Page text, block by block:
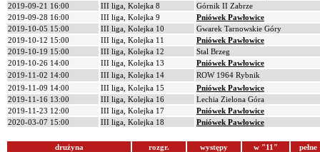
2019-09-21 16:00
III liga, Kolejka 8
Górnik II Zabrze
2019-09-28 16:00
III liga, Kolejka 9
Pniówek Pawłowice
2019-10-05 15:00
III liga, Kolejka 10
Gwarek Tarnowskie Góry
2019-10-12 15:00
III liga, Kolejka 11
Pniówek Pawłowice
2019-10-19 15:00
III liga, Kolejka 12
Stal Brzeg
2019-10-26 14:00
III liga, Kolejka 13
Pniówek Pawłowice
2019-11-02 14:00
III liga, Kolejka 14
ROW 1964 Rybnik
2019-11-09 14:00
III liga, Kolejka 15
Pniówek Pawłowice
2019-11-16 13:00
III liga, Kolejka 16
Lechia Zielona Góra
2019-11-23 12:00
III liga, Kolejka 17
Pniówek Pawłowice
2020-03-07 15:00
III liga, Kolejka 18 Pniówek Pawłowice
drużyna rozgr. występy w "11"
pełne